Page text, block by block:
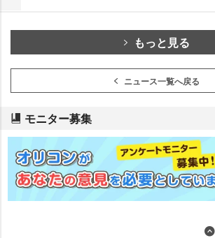
もっと見る
ニュース一覧へ戻る
モニター募集